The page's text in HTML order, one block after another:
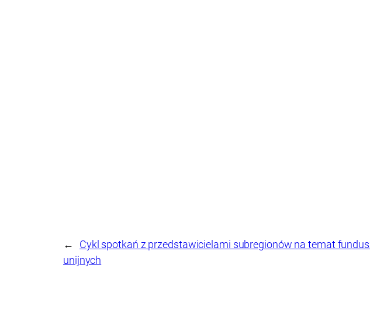
←
Cykl spotkań z przedstawicielami subregionów na temat
unijnych